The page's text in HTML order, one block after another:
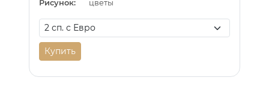
Рисунок:
цветы
Купить